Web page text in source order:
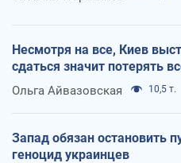
Несмотря на все, Киев
сдаться значит потерять
Ольга Айвазовская 10,5 т.
Запад обязан остановить
геноцид украинцев